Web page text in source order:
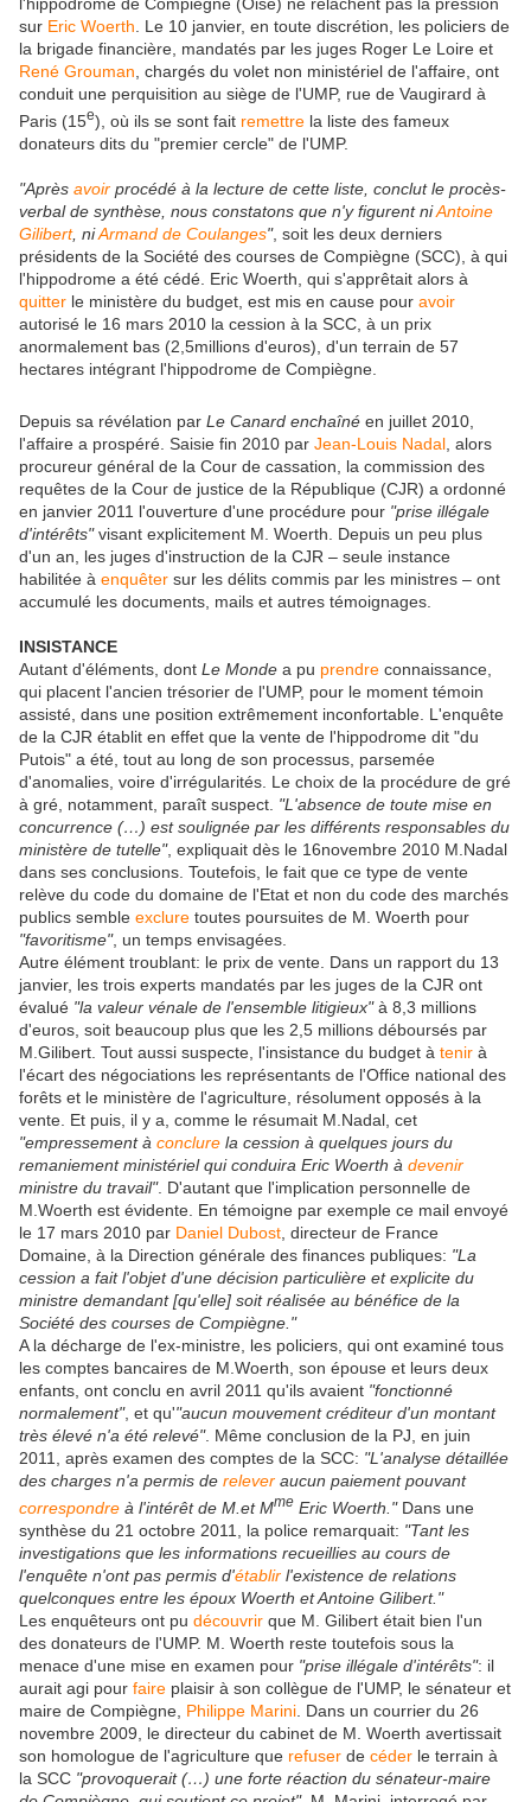
sur Eric Woerth . Le 10 janvier, en toute discrétion, les policiers de
la brigade financière, mandatés par les juges Roger Le Loire et
René Grouman , chargés du volet non ministériel de l'affaire, ont
conduit une perquisition au siège de l'UMP, rue de Vaugirard à
Paris (15e), où ils se sont fait remettre la liste des fameux
donateurs dits du "premier cercle" de l'UMP.
"Après avoir procédé à la lecture de cette liste, conclut le procès-
verbal de synthèse, nous constatons que n'y figurent niAntoine
Gilibert, niArmand de Coulanges", soit les deux derniers
présidents de la Société des courses de Compiègne (SCC), à qui
l'hippodrome a été cédé. Eric Woerth, qui s'apprêtait alors à
quitter le ministère du budget, est mis en cause pour avoir
autorisé le 16 mars 2010 la cession à la SCC, à un prix
anormalement bas (2,5millions d'euros), d'un terrain de 57
hectares intégrant l'hippodrome de Compiègne.
Depuis sa révélation par Le Canard enchaîné en juillet 2010,
l'affaire a prospéré. Saisie fin 2010 par Jean-Louis Nadal , alors
procureur général de la Cour de cassation, la commission des
requêtes de la Cour de justice de la République (CJR) a ordonné
en janvier 2011 l'ouverture d'une procédure pour "prise illégale
d'intérêts"visant explicitement M. Woerth. Depuis un peu plus
d'un an, les juges d'instruction de la CJR – seule instance
habilitée à enquêter sur les délits commis par les ministres – ont
accumulé les documents, mails et autres témoignages.
INSISTANCE
Autant d'éléments, dont Le Monde a pu prendre connaissance,
qui placent l'ancien trésorier de l'UMP, pour le moment témoin
assisté, dans une position extrêmement inconfortable. L'enquête
de la CJR établit en effet que la vente de l'hippodrome dit "du
Putois" a été, tout au long de son processus, parsemée
d'anomalies, voire d'irrégularités. Le choix de la procédure de gré
à gré, notamment, paraît suspect. "L'absence de toute mise en
concurrence (…) est soulignée par les différents responsables du
ministère de tutelle", expliquait dès le 16novembre 2010 M.Nadal
dans ses conclusions. Toutefois, le fait que ce type de vente
relève du code du domaine de l'Etat et non du code des marchés
publics semble exclure toutes poursuites de M. Woerth pour
"favoritisme", un temps envisagées.
Autre élément troublant: le prix de vente. Dans un rapport du 13
janvier, les trois experts mandatés par les juges de la CJR ont
évalué "la valeur vénale de l'ensemble litigieux"à 8,3 millions
d'euros, soit beaucoup plus que les 2,5 millions déboursés par
M.Gilibert. Tout aussi suspecte, l'insistance du budget à tenir à
l'écart des négociations les représentants de l'Office national des
forêts et le ministère de l'agriculture, résolument opposés à la
vente. Et puis, il y a, comme le résumait M.Nadal, cet
"empressement à conclure la cession à quelques jours du
remaniement ministériel qui conduira Eric Woerth à devenir
ministre du travail". D'autant que l'implication personnelle de
M.Woerth est évidente. En témoigne par exemple ce mail envoyé
le 17 mars 2010 par Daniel Dubost , directeur de France
Domaine, à la Direction générale des finances publiques: "La
cession a fait l'objet d'une décision particulière et explicite du
ministre demandant [qu'elle] soit réalisée au bénéfice de la
Société des courses de Compiègne."
A la décharge de l'ex-ministre, les policiers, qui ont examiné tous
les comptes bancaires de M.Woerth, son épouse et leurs deux
enfants, ont conclu en avril 2011 qu'ils avaient "fonctionné
normalement", et qu'"aucun mouvement créditeur d'un montant
très élevé n'a été relevé". Même conclusion de la PJ, en juin
2011, après examen des comptes de la SCC: "L'analyse détaillée
des charges n'a permis de relever aucun paiement pouvant
correspondre à l'intérêt de M.et Mme Eric Woerth."Dans une
synthèse du 21 octobre 2011, la police remarquait: "Tant les
investigations que les informations recueillies au cours de
l'enquête n'ont pas permis d'établir l'existence de relations
quelconques entre les époux Woerth et Antoine Gilibert."
Les enquêteurs ont pu découvrir que M. Gilibert était bien l'un
des donateurs de l'UMP. M. Woerth reste toutefois sous la
menace d'une mise en examen pour "prise illégale d'intérêts": il
aurait agi pour faire plaisir à son collègue de l'UMP, le sénateur et
maire de Compiègne, Philippe Marini . Dans un courrier du 26
novembre 2009, le directeur du cabinet de M. Woerth avertissait
son homologue de l'agriculture que refuser de céder le terrain à
la SCC "provoquerait (…) une forte réaction du sénateur-maire